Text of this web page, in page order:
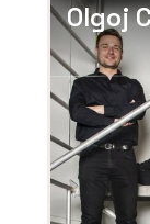
Olgoj